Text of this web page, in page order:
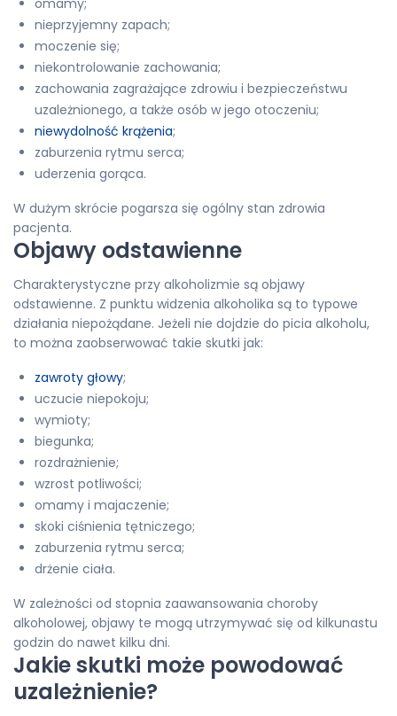
omamy;
nieprzyjemny zapach;
moczenie się;
niekontrolowanie zachowania;
zachowania zagrażające zdrowiu i bezpieczeństwu
uzależnionego, a także osób w jego otoczeniu;
niewydolność krążenia;
zaburzenia rytmu serca;
uderzenia gorąca.
W dużym skrócie pogarsza się ogólny stan zdrowia
pacjenta.
Objawy odstawienne
Charakterystyczne przy alkoholizmie są objawy
odstawienne. Z punktu widzenia alkoholika są to typowe
działania niepożądane. Jeżeli nie dojdzie do picia alkoholu,
to można zaobserwować takie skutki jak:
zawroty głowy;
uczucie niepokoju;
wymioty;
biegunka;
rozdrażnienie;
wzrost potliwości;
omamy i majaczenie;
skoki ciśnienia tętniczego;
zaburzenia rytmu serca;
drżenie ciała.
W zależności od stopnia zaawansowania choroby
alkoholowej, objawy te mogą utrzymywać się od kilkunastu
godzin do nawet kilku dni.
Jakie skutki może powodować
uzależnienie?